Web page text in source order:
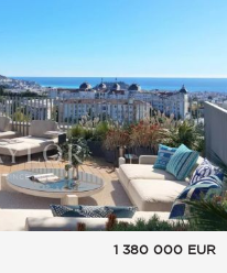
1 380 000 EUR